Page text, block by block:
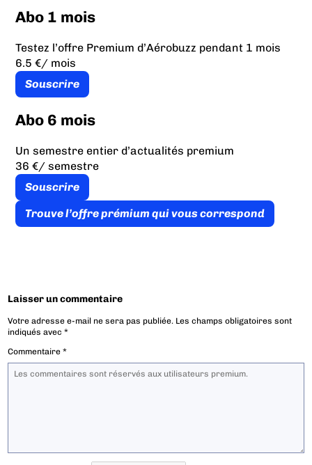
Abo 1 mois
Testez l’offre Premium d’Aérobuzz pendant 1 mois
6.5 €/ mois
Souscrire
Abo 6 mois
Un semestre entier d’actualités premium
36 €/ semestre
Souscrire
Trouve l’offre prémium qui vous correspond
Laisser un commentaire
Votre adresse e-mail ne sera pas publiée. Les champs obligatoires sont
indiqués avec*
Commentaire*